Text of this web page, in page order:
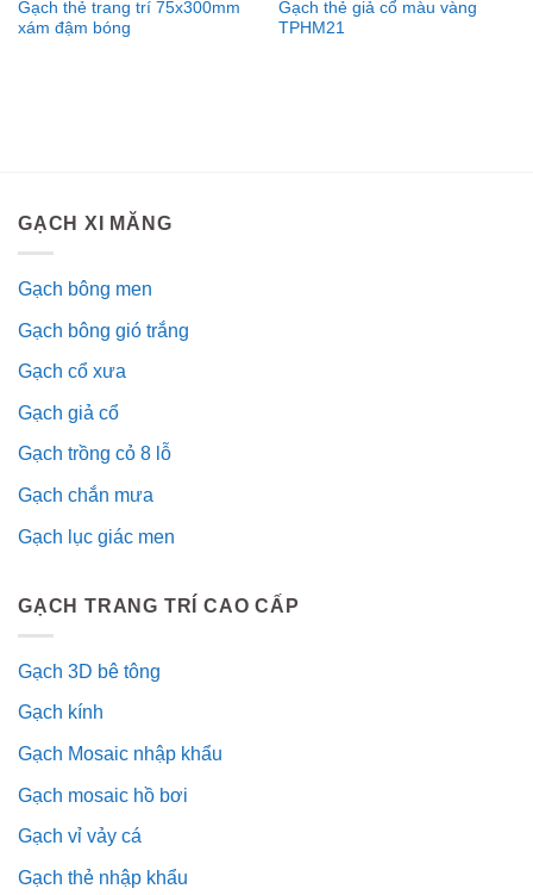
Gạch thẻ trang trí 75x300mm
xám đậm bóng
Gạch thẻ giả cổ màu vàng
TPHM21
GẠCH XI MĂNG
Gạch bông men
Gạch bông gió trắng
Gạch cổ xưa
Gạch giả cổ
Gạch trồng cỏ 8 lỗ
Gạch chắn mưa
Gạch lục giác men
GẠCH TRANG TRÍ CAO CẤP
Gạch 3D bê tông
Gạch kính
Gạch Mosaic nhập khẩu
Gạch mosaic hồ bơi
Gạch vỉ vảy cá
Gạch thẻ nhập khẩu